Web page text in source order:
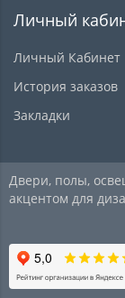
Личный
Личный Кабинет
История заказов
Закладки
Двери, полы,
акцентом для